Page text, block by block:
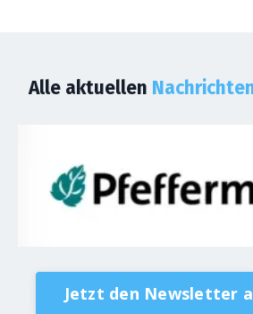
Alle aktuellen
Jetzt den Newsletter